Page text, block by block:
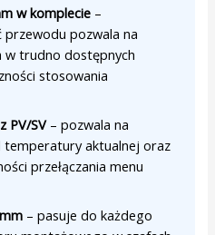
w komplecie –
przewodu pozwala na
w trudno dostępnych
stosowania
PV/SV– pozwala na
temperatury aktualnej oraz
przełączania menu
– pasuje do każdego